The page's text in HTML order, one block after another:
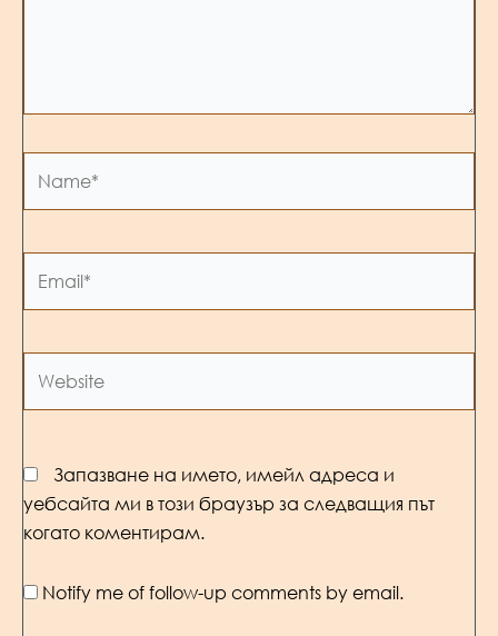
Запазване на името, имейл адреса и
уебсайта ми в този браузър за следващия път
когато коментирам.
Notify me of follow-up comments by email.